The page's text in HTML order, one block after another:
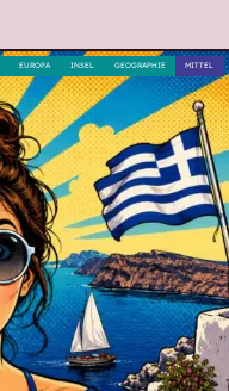
MITTEL
GEOGRAPHIE
INSEL
EUROPA